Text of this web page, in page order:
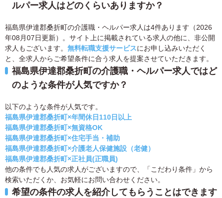
ルパー求人はどのくらいありますか？
福島県伊達郡桑折町の介護職・ヘルパー求人は4件あります（2026
年08月07日更新）。サイト上に掲載されている求人の他に、非公開
求人もございます。 無料転職支援サービスにお申し込みいただく
と、全求人からご希望条件に合う求人を提案させていただきます。
福島県伊達郡桑折町の介護職・ヘルパー求人ではど
のような条件が人気ですか？
以下のような条件が人気です。
福島県伊達郡桑折町×年間休日110日以上
福島県伊達郡桑折町×無資格OK
福島県伊達郡桑折町×住宅手当・補助
福島県伊達郡桑折町×介護老人保健施設（老健）
福島県伊達郡桑折町×正社員(正職員)
他の条件でも人気の求人がございますので、「こだわり条件」から
検索いただくか、お気軽にお問い合わせください。
希望の条件の求人を紹介してもらうことはできます